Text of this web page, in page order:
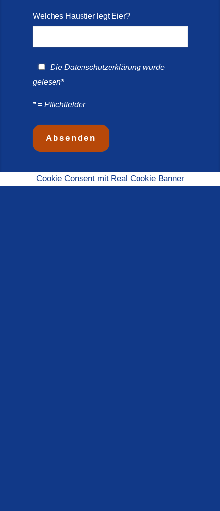
Welches Haustier legt Eier?
Die Datenschutzerklärungwurde
gelesen*
*= Pflichtfelder
Cookie Consent mit Real Cookie Banner